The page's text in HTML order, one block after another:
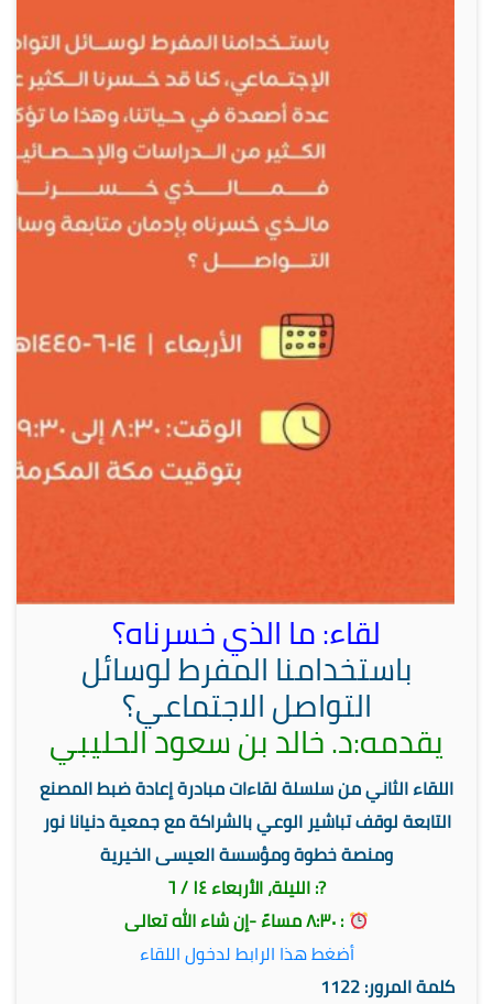
لقاء: ما الذي خسرناه؟
باستخدامنا المفرط لوسائل
التواصل الاجتماعي؟
يقدمه:د. خالد بن سعود الحليبي
اللقاء الثاني من سلسلة لقاءات مبادرة إعادة ضبط المصنع
التابعة لوقف تباشير الوعي بالشراكة مع جمعية دنيانا نور
ومنصة خطوة ومؤسسة العيسى الخيرية
?: الليلة، الأربعاء ١٤ / ٦
: ٨:٣٠ مساءً -إن شاء الله تعالى
أضغط هذا الرابط لدخول اللقاء
كلمة المرور: 1122